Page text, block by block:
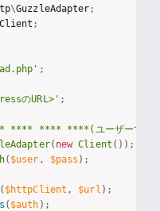
\GuzzleAdapter ;
;
;
のURL>' ;
**** ****(ユーザーで作成し
( new Client ( ) ) ;
( $user , $pass ) ;
( $httpClient , $url ) ;
( $auth ) ;